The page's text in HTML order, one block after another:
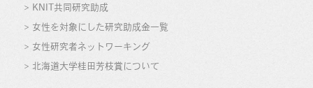
KNIT共同研究助成
女性を対象にした研究助成金一覧
女性研究者ネットワーキング
北海道大学桂田芳枝賞について